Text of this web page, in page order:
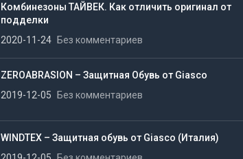
Комбинезоны ТАЙВЕК. Как отличить оригинал от
подделки
2020-11-24
Без комментариев
ZEROABRASION – Защитная Обувь от Giasco
2019-12-05
Без комментариев
WINDTEX – Защитная обувь от Giasco (Италия)